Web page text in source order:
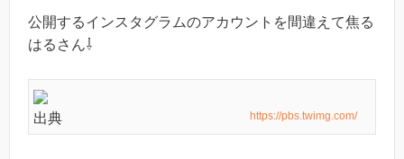
公開するインスタグラムのアカウントを間違えて焦る
はるさん⇩
出典 https://pbs.twimg.com/